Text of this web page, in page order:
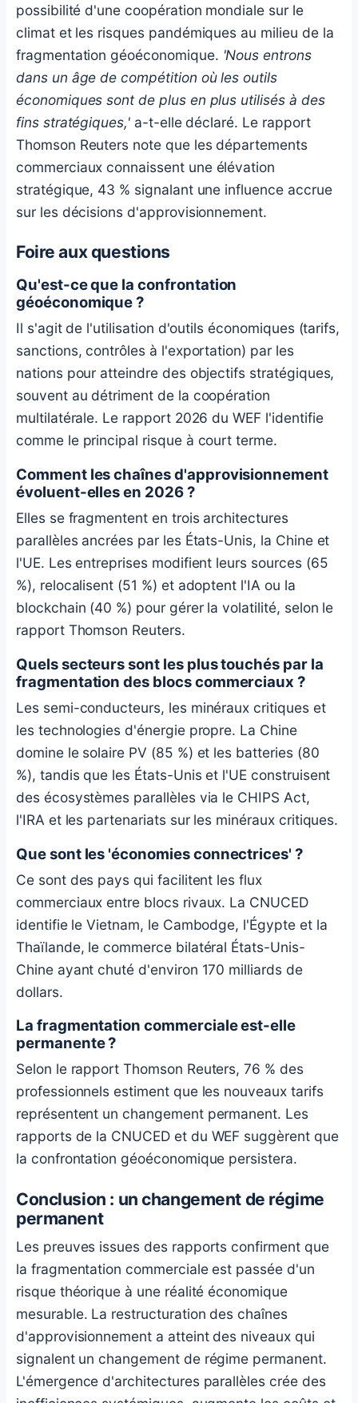
possibilité d'une coopération mondiale sur le
climat et les risques pandémiques au milieu de la
fragmentation géoéconomique. 'Nous entrons
dans un âge de compétition où les outils
économiques sont de plus en plus utilisés à des
fins stratégiques,' a-t-elle déclaré. Le rapport
Thomson Reuters note que les départements
commerciaux connaissent une élévation
stratégique, 43 % signalant une influence accrue
sur les décisions d'approvisionnement.
Foire aux questions
Qu'est-ce que la confrontation
géoéconomique ?
Il s'agit de l'utilisation d'outils économiques (tarifs,
sanctions, contrôles à l'exportation) par les
nations pour atteindre des objectifs stratégiques,
souvent au détriment de la coopération
multilatérale. Le rapport 2026 du WEF l'identifie
comme le principal risque à court terme.
Comment les chaînes d'approvisionnement
évoluent-elles en 2026 ?
Elles se fragmentent en trois architectures
parallèles ancrées par les États-Unis, la Chine et
l'UE. Les entreprises modifient leurs sources (65
%), relocalisent (51 %) et adoptent l'IA ou la
blockchain (40 %) pour gérer la volatilité, selon le
rapport Thomson Reuters.
Quels secteurs sont les plus touchés par la
fragmentation des blocs commerciaux ?
Les semi-conducteurs, les minéraux critiques et
les technologies d'énergie propre. La Chine
domine le solaire PV (85 %) et les batteries (80
%), tandis que les États-Unis et l'UE construisent
des écosystèmes parallèles via le CHIPS Act,
l'IRA et les partenariats sur les minéraux critiques.
Que sont les 'économies connectrices' ?
Ce sont des pays qui facilitent les flux
commerciaux entre blocs rivaux. La CNUCED
identifie le Vietnam, le Cambodge, l'Égypte et la
Thaïlande, le commerce bilatéral États-Unis-
Chine ayant chuté d'environ 170 milliards de
dollars.
La fragmentation commerciale est-elle
permanente ?
Selon le rapport Thomson Reuters, 76 % des
professionnels estiment que les nouveaux tarifs
représentent un changement permanent. Les
rapports de la CNUCED et du WEF suggèrent que
la confrontation géoéconomique persistera.
Conclusion : un changement de régime
permanent
Les preuves issues des rapports confirment que
la fragmentation commerciale est passée d'un
risque théorique à une réalité économique
mesurable. La restructuration des chaînes
d'approvisionnement a atteint des niveaux qui
signalent un changement de régime permanent.
L'émergence d'architectures parallèles crée des